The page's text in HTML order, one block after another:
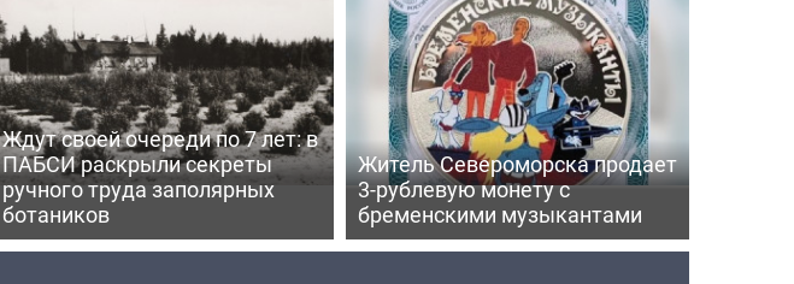
Ждут своей очереди по 7 лет: в
ПАБСИ раскрыли секреты
ручного труда заполярных
ботаников
Житель Североморска продает
3-рублевую монету с
бременскими музыкантами